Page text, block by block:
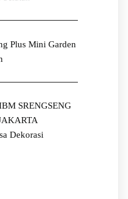
Plus Mini Garden
SRENGSENG
Dekorasi